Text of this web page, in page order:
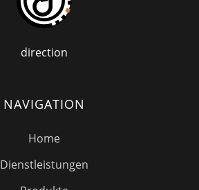
direction
NAVIGATION
Home
Dienstleistungen